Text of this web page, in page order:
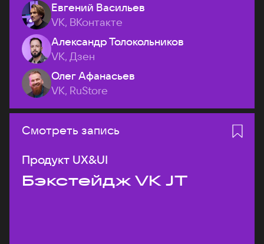
Евгений Васильев
VK, ВКонтакте
Александр Толокольников
VK, Дзен
Олег Афанасьев
VK, RuStore
Смотреть запись
Продукт UX&UI
Бэкстейдж VK JT